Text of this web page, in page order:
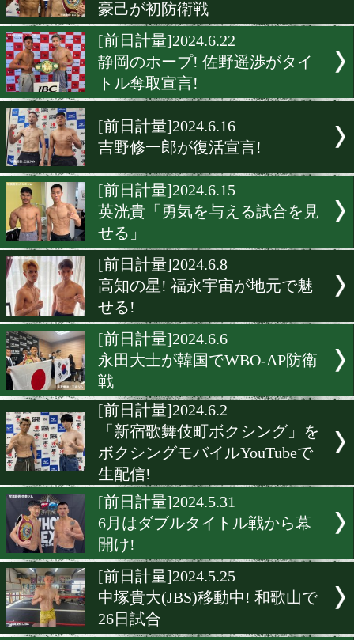
[前日計量]2024.6.24
大橋ジムのスーパールーキ
出陣!
[前日計量]2024.6.22
山中竜也が再起戦に臨む!
[前日計量]2024.6.22
WBO-APミニマム級王者の
豪己が初防衛戦
[前日計量]2024.6.22
静岡のホープ! 佐野遥渉が
トル奪取宣言!
吉野修一郎が復活宣言!
[前日計量]2024.6.15
英洸貴「勇気を与える試合
せる」
[前日計量]2024.6.8
高知の星! 福永宇宙が地元
せる!